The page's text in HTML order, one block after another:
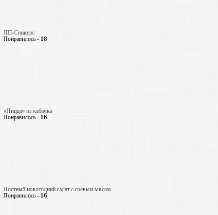
ПП-Сникерс
Понравилось - 18
«Пицца» из кабачка
Понравилось - 16
Постный новогодний салат с соевым мясом
Понравилось - 16